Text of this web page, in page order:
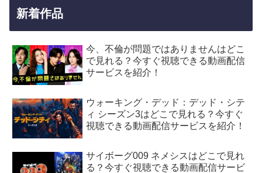
新着作品
今、不倫が問題ではありませんはどこ
で見れる？今すぐ視聴できる動画配信
サービスを紹介！
ウォーキング・デッド：デッド・シテ
ィ シーズン3はどこで見れる？今すぐ
視聴できる動画配信サービスを紹介！
サイボーグ009 ネメシスはどこで見れ
る？今すぐ視聴できる動画配信サービ